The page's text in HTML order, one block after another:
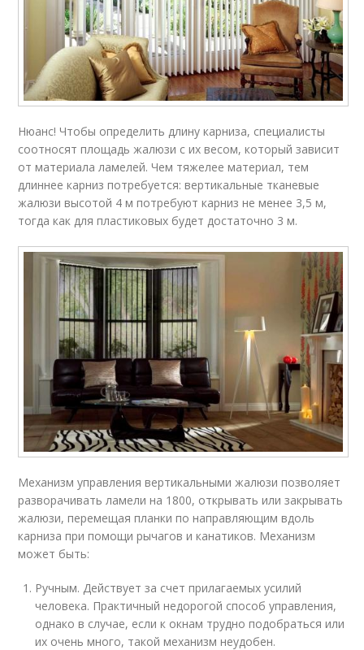
Нюанс! Чтобы определить длину карниза, специалисты
соотносят площадь жалюзи с их весом, который зависит
от материала ламелей. Чем тяжелее материал, тем
длиннее карниз потребуется: вертикальные тканевые
жалюзи высотой 4 м потребуют карниз не менее 3,5 м,
тогда как для пластиковых будет достаточно 3 м.
Механизм управления вертикальными жалюзи позволяет
разворачивать ламели на 1800, открывать или закрывать
жалюзи, перемещая планки по направляющим вдоль
карниза при помощи рычагов и канатиков. Механизм
может быть:
Ручным. Действует за счет прилагаемых усилий
человека. Практичный недорогой способ управления,
однако в случае, если к окнам трудно подобраться или
их очень много, такой механизм неудобен.